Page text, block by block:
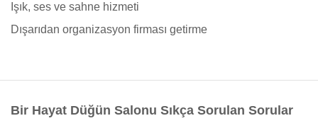
Işık, ses ve sahne hizmeti
Dışarıdan organizasyon firması getirme
Bir Hayat Düğün Salonu Sıkça Sorulan Sorular